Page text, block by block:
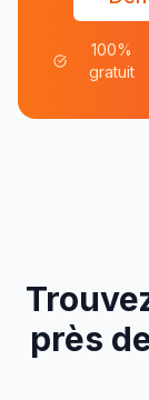
100%
gratuit
près